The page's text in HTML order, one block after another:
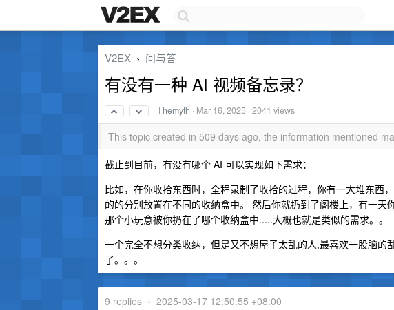
V2EX › 问与答
有没有一种 AI 视频备忘录？
Themyth · Mar 16, 2025 · 2041 views
This topic created in 509 days ago, the information mentioned
截止到目前，有没有哪个 AI 可以实现如下需求：
比如，在你收拾东西时，全程录制了收拾的过程，你有一大堆东西
的的分别放置在不同的收纳盒中。 然后你就扔到了阁楼上，有一
那个小玩意被你扔在了哪个收纳盒中.....大概也就是类似的需求。。
一个完全不想分类收纳，但是又不想屋子太乱的人,最喜欢一股脑
了。。。
9 replies • 2025-03-17 12:50:55 +08:00